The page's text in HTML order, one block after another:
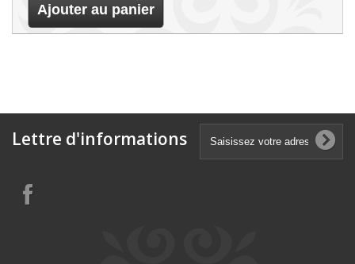
Ajouter au panier
Lettre d'informations